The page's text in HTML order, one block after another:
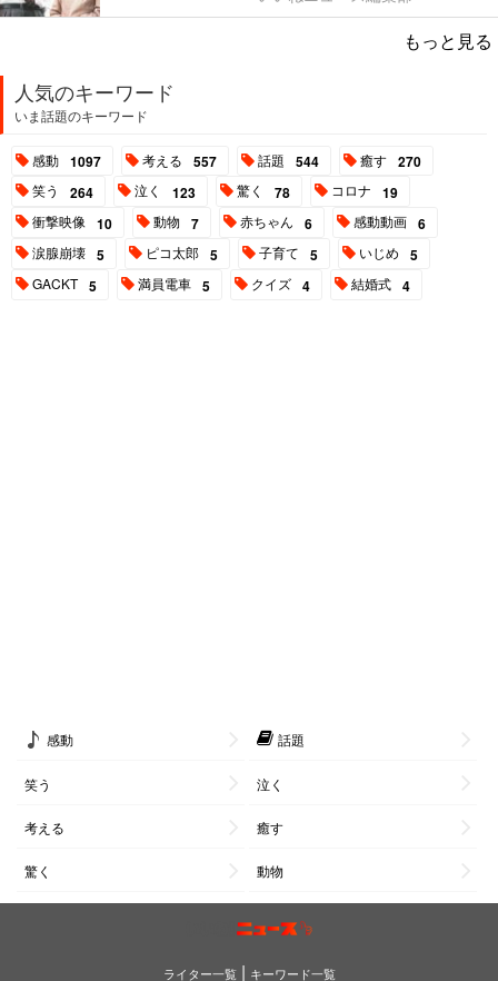
もっと見る
人気のキーワード
いま話題のキーワード
感動 1097 考える 557 話題 544 癒す 270
笑う 264 泣く 123 驚く 78 コロナ 19
衝撃映像 10 動物 7 赤ちゃん 6 感動動画 6
涙腺崩壊 5 ピコ太郎 5 子育て 5 いじめ 5
GACKT 5 満員電車 5 クイズ 4 結婚式 4
感動 話題
笑う 泣く
考える 癒す
驚く 動物
ライター一覧| キーワード一覧